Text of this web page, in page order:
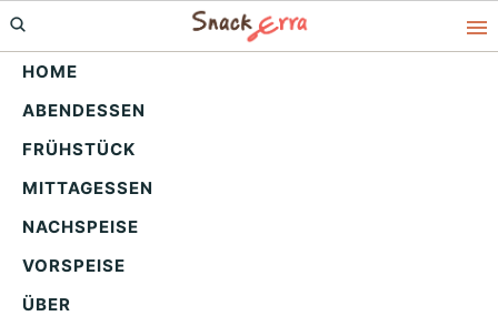
Skip
to
primary
navigation
Skip
to
main
content
Skip
to
primary
sidebar
HOME
ABENDESSEN
FRÜHSTÜCK
MITTAGESSEN
NACHSPEISE
VORSPEISE
ÜBER
Himbeer-Vanillekipferl
Dessert: Süßer Genuss
alkoholfrei